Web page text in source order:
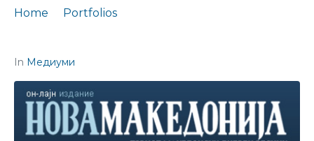
Home
Portfolios
In Медиуми